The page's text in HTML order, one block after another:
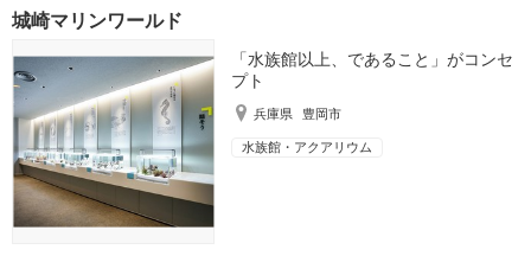
城崎マリンワールド
「水族館以上、であること」がコンセ
プト
兵庫県 豊岡市
水族館・アクアリウム